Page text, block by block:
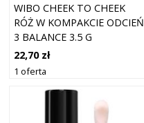
WIBO CHEEK TO CHEEK
RÓŻ W KOMPAKCIE ODCIEŃ
3 BALANCE 3.5 G
22,70 zł
1 oferta